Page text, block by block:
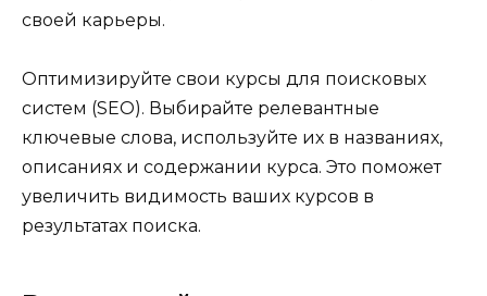
своей карьеры.
Оптимизируйте свои курсы для поисковых
систем (SEO). Выбирайте релевантные
ключевые слова, используйте их в названиях,
описаниях и содержании курса. Это поможет
увеличить видимость ваших курсов в
результатах поиска.